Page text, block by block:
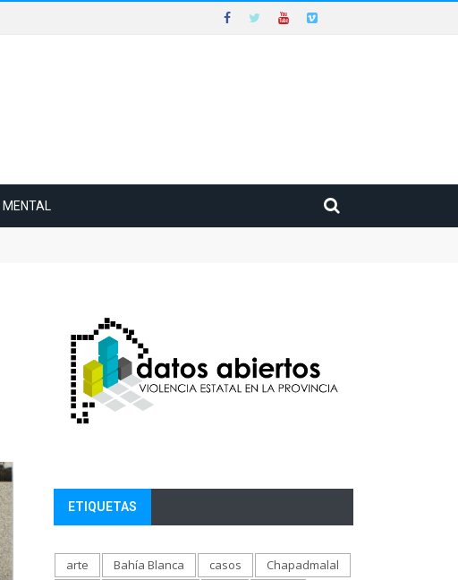
ETIQUETAS
arte Bahía Blanca casos
Chapadmalal